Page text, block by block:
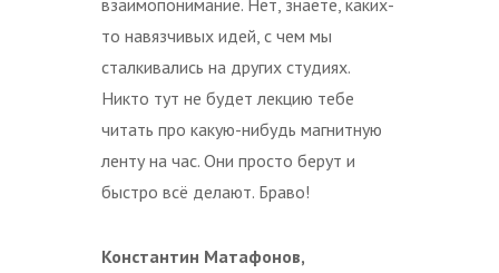
то навязчивых идей, с чем мы
сталкивались на других студиях.
Никто тут не будет лекцию тебе
читать про какую-нибудь магнитную
ленту на час. Они просто берут и
быстро всё делают. Браво!
Константин Матафонов,